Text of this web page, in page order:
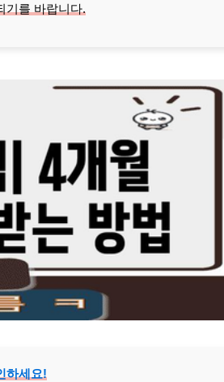
기를 바랍니다.
하세요!